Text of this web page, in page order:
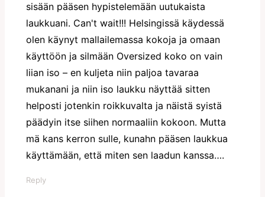
sisään pääsen hypistelemään uutukaista
laukkuani. Can't wait!!! Helsingissä käydessä
olen käynyt mallailemassa kokoja ja omaan
käyttöön ja silmään Oversized koko on vain
liian iso – en kuljeta niin paljoa tavaraa
mukanani ja niin iso laukku näyttää sitten
helposti jotenkin roikkuvalta ja näistä syistä
päädyin itse siihen normaaliin kokoon. Mutta
mä kans kerron sulle, kunahn pääsen laukkua
käyttämään, että miten sen laadun kanssa….
Reply